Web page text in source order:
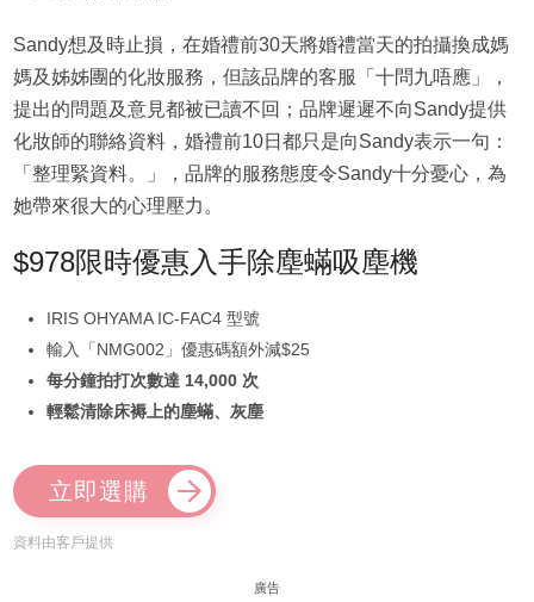
Sandy想及時止損，在婚禮前30天將婚禮當天的拍攝換成媽
媽及姊姊團的化妝服務，但該品牌的客服「十問九唔應」，
提出的問題及意見都被已讀不回；品牌遲遲不向Sandy提供
化妝師的聯絡資料，婚禮前10日都只是向Sandy表示一句：
「整理緊資料。」，品牌的服務態度令Sandy十分憂心，為
她帶來很大的心理壓力。
$978限時優惠入手除塵蟎吸塵機
IRIS OHYAMA IC-FAC4 型號
輸入「NMG002」優惠碼額外減$25
每分鐘拍打次數達 14,000 次
輕鬆清除床褥上的塵蟎、灰塵
立即選購
資料由客戶提供
廣告